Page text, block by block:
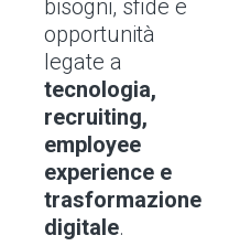
bisogni, sfide e
opportunità
legate a
tecnologia,
recruiting,
employee
experience e
trasformazione
digitale.